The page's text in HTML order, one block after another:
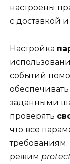
настроены
с доставкой
Настройка
событий
заданными
проверять
что все
режим